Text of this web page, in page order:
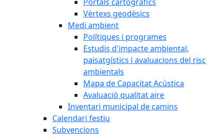
Vèrtexs geodèsics
Medi ambient
Polítiques i programes
Estudis d'impacte ambiental,
paisatgístics i avaluacions del risc
ambientals
Mapa de Capacitat Acústica
Avaluació qualitat aire
Inventari municipal de camins
Calendari festiu
Subvencions